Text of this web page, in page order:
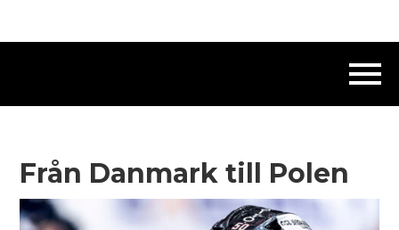
Från Danmark till Polen